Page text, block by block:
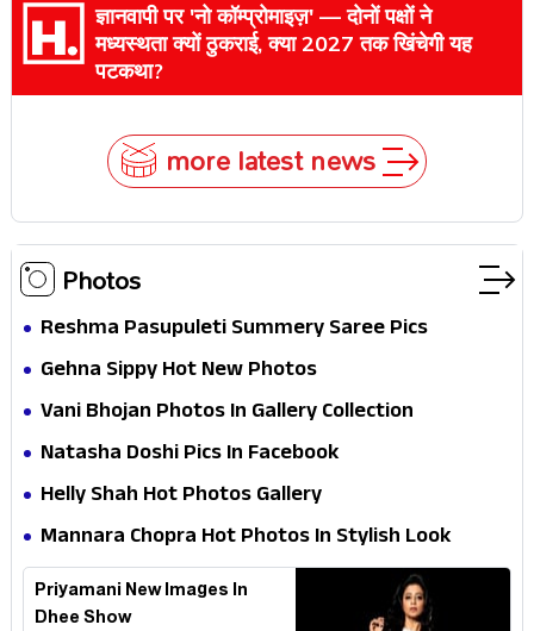
ज्ञानवापी पर 'नो कॉम्प्रोमाइज़' — दोनों पक्षों ने
मध्यस्थता क्यों ठुकराई, क्या 2027 तक खिंचेगी यह
पटकथा?
more latest news
Photos
Reshma Pasupuleti Summery Saree Pics
Gehna Sippy Hot New Photos
Vani Bhojan Photos In Gallery Collection
Natasha Doshi Pics In Facebook
Helly Shah Hot Photos Gallery
Mannara Chopra Hot Photos In Stylish Look
Priyamani New Images In
Dhee Show